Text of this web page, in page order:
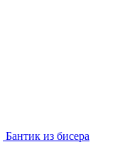
Бантик из бисера